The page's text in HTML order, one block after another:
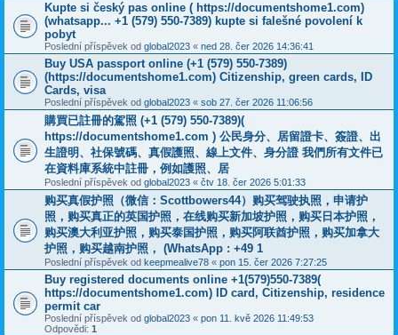
Kupte si český pas online ( https://documentshome1.com)
(whatsapp... +1 (579) 550-7389) kupte si falešné povolení k
pobyt
Poslední příspěvek od global2023 « ned 28. čer 2026 14:36:41
Buy USA passport online (+1 (579) 550-7389)
(https://documentshome1.com) Citizenship, green cards, ID
Cards, visa
Poslední příspěvek od global2023 « sob 27. čer 2026 11:06:56
購買已註冊的駕照 (+1 (579) 550-7389)(
https://documentshome1.com ) 公民身分、居留證卡、簽證、出
生證明、社保號碼、真假護照、線上文件、身分證 我們所有文件已
在資料庫系統中註冊，例如護照、居
Poslední příspěvek od global2023 « čtv 18. čer 2026 5:01:33
购买真假护照（微信：Scottbowers44）购买驾驶执照，申请护
照，购买真正的英国护照，在线购买新加坡护照，购买日本护照，
购买澳大利亚护照，购买泰国护照，购买阿联酋护照，购买加拿大
护照，购买越南护照， (WhatsApp : +49 1
Poslední příspěvek od keepmealive78 « pon 15. čer 2026 7:27:25
Buy registered documents online +1(579)550-7389(
https://documentshome1.com) ID card, Citizenship, residence
permit car
Poslední příspěvek od global2023 « pon 11. kvě 2026 11:49:53
Odpovědi: 1